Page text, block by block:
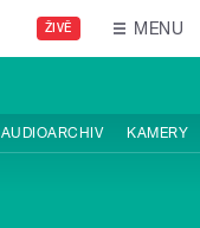
ŽIVĚ MENU
AUDIOARCHIV KAMERY